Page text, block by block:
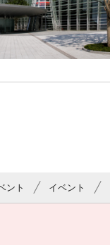
ント イベント